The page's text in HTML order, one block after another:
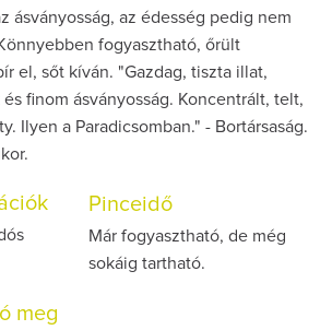
ásványosság, az édesség pedig nem
fogyasztható, őrült
el, sőt kíván. "Gazdag, tiszta illat,
finom ásványosság. Koncentrált, telt,
Ilyen a Paradicsomban." - Bortársaság.
Pinceidő
Már fogyasztható, de még
sokáig tartható.
meg